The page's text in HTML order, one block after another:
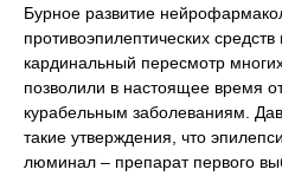
Бурное развитие
противоэпилептических средств
кардинальный пересмотр
позволили в настоящее время
курабельным заболеваниям.
такие утверждения, что
люминал – препарат первого